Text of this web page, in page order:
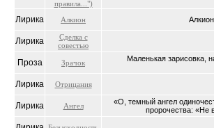
правила...")
Лирика Алкион
Лирика
Сделка с
совестью
Проза Зрачок
Маленькая зарисовка,
Лирика Отрицания
Лирика Ангел
«О, темный ангел
пророчества: «Не